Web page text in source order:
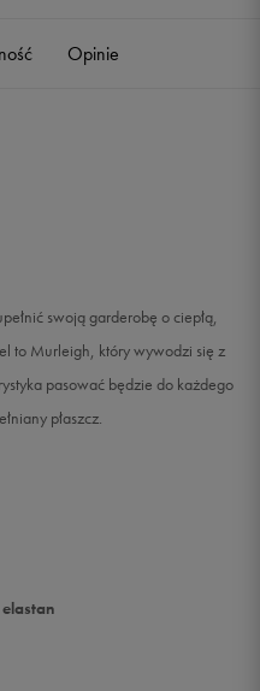
Opinie
swoją garderobę o ciepłą,
to Murleigh, który wywodzi się z
pasować będzie do każdego
płaszcz.